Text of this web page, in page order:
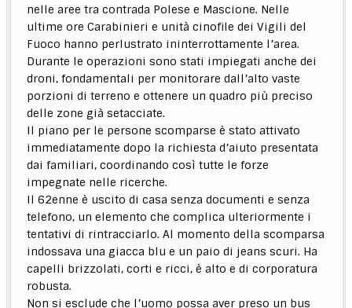
nelle aree tra contrada Polese e Mascione. Nelle
ultime ore Carabinieri e unità cinofile dei Vigili del
Fuoco hanno perlustrato ininterrottamente l’area.
Durante le operazioni sono stati impiegati anche dei
droni, fondamentali per monitorare dall’alto vaste
porzioni di terreno e ottenere un quadro più preciso
delle zone già setacciate.
Il piano per le persone scomparse è stato attivato
immediatamente dopo la richiesta d’aiuto presentata
dai familiari, coordinando così tutte le forze
impegnate nelle ricerche.
Il 62enne è uscito di casa senza documenti e senza
telefono, un elemento che complica ulteriormente i
tentativi di rintracciarlo. Al momento della scomparsa
indossava una giacca blu e un paio di jeans scuri. Ha
capelli brizzolati, corti e ricci, è alto e di corporatura
robusta.
Non si esclude che l’uomo possa aver preso un bus